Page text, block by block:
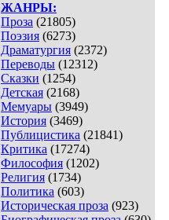
ЖАНРЫ:
Проза (21805)
Поэзия (6273)
Драматургия (2372)
Переводы (12312)
Сказки (1254)
Детская (2168)
Мемуары (3949)
История (3469)
Публицистика (21841)
Критика (17274)
Философия (1202)
Религия (1734)
Политика (603)
Историческая проза (923)